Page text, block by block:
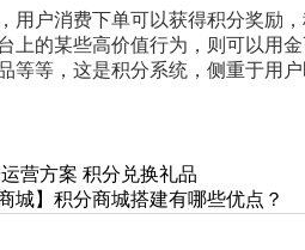
用户消费下单可以获得积分奖励
上的某些高价值行为，则可以用
等等，这是积分系统，侧重于用户
营方案 积分兑换礼品
城】积分商城搭建有哪些优点？